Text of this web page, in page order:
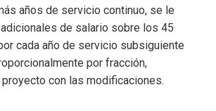
años de servicio continuo, se le
de salario sobre los 45
cada año de servicio subsiguiente
por fracción,
con las modificaciones.